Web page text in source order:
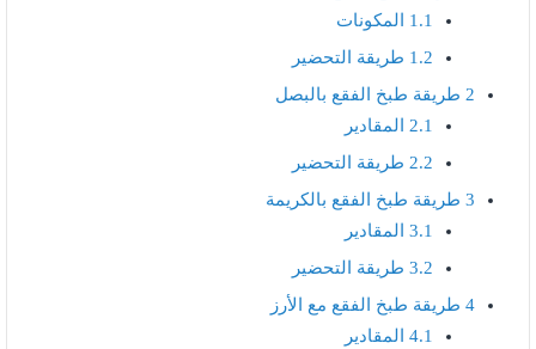
1.1 المكونات
1.2 طريقة التحضير
2 طريقة طبخ الفقع بالبصل
2.1 المقادير
2.2 طريقة التحضير
3 طريقة طبخ الفقع بالكريمة
3.1 المقادير
3.2 طريقة التحضير
4 طريقة طبخ الفقع مع الأرز
4.1 المقادير